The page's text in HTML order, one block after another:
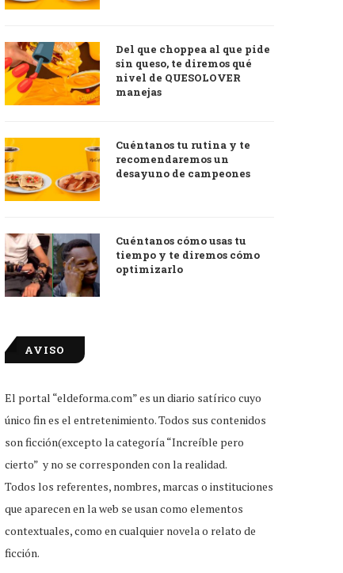
Del que choppea al que pide
sin queso, te diremos qué
nivel de QUESOLOVER
manejas
Cuéntanos tu rutina y te
recomendaremos un
desayuno de campeones
Cuéntanos cómo usas tu
tiempo y te diremos cómo
optimizarlo
AVISO
El portal “eldeforma.com” es un diario satírico cuyo
único fin es el entretenimiento. Todos sus contenidos
son ficción(excepto la categoría “Increíble pero
cierto” y no se corresponden con la realidad.
Todos los referentes, nombres, marcas o instituciones
que aparecen en la web se usan como elementos
contextuales, como en cualquier novela o relato de
ficción.